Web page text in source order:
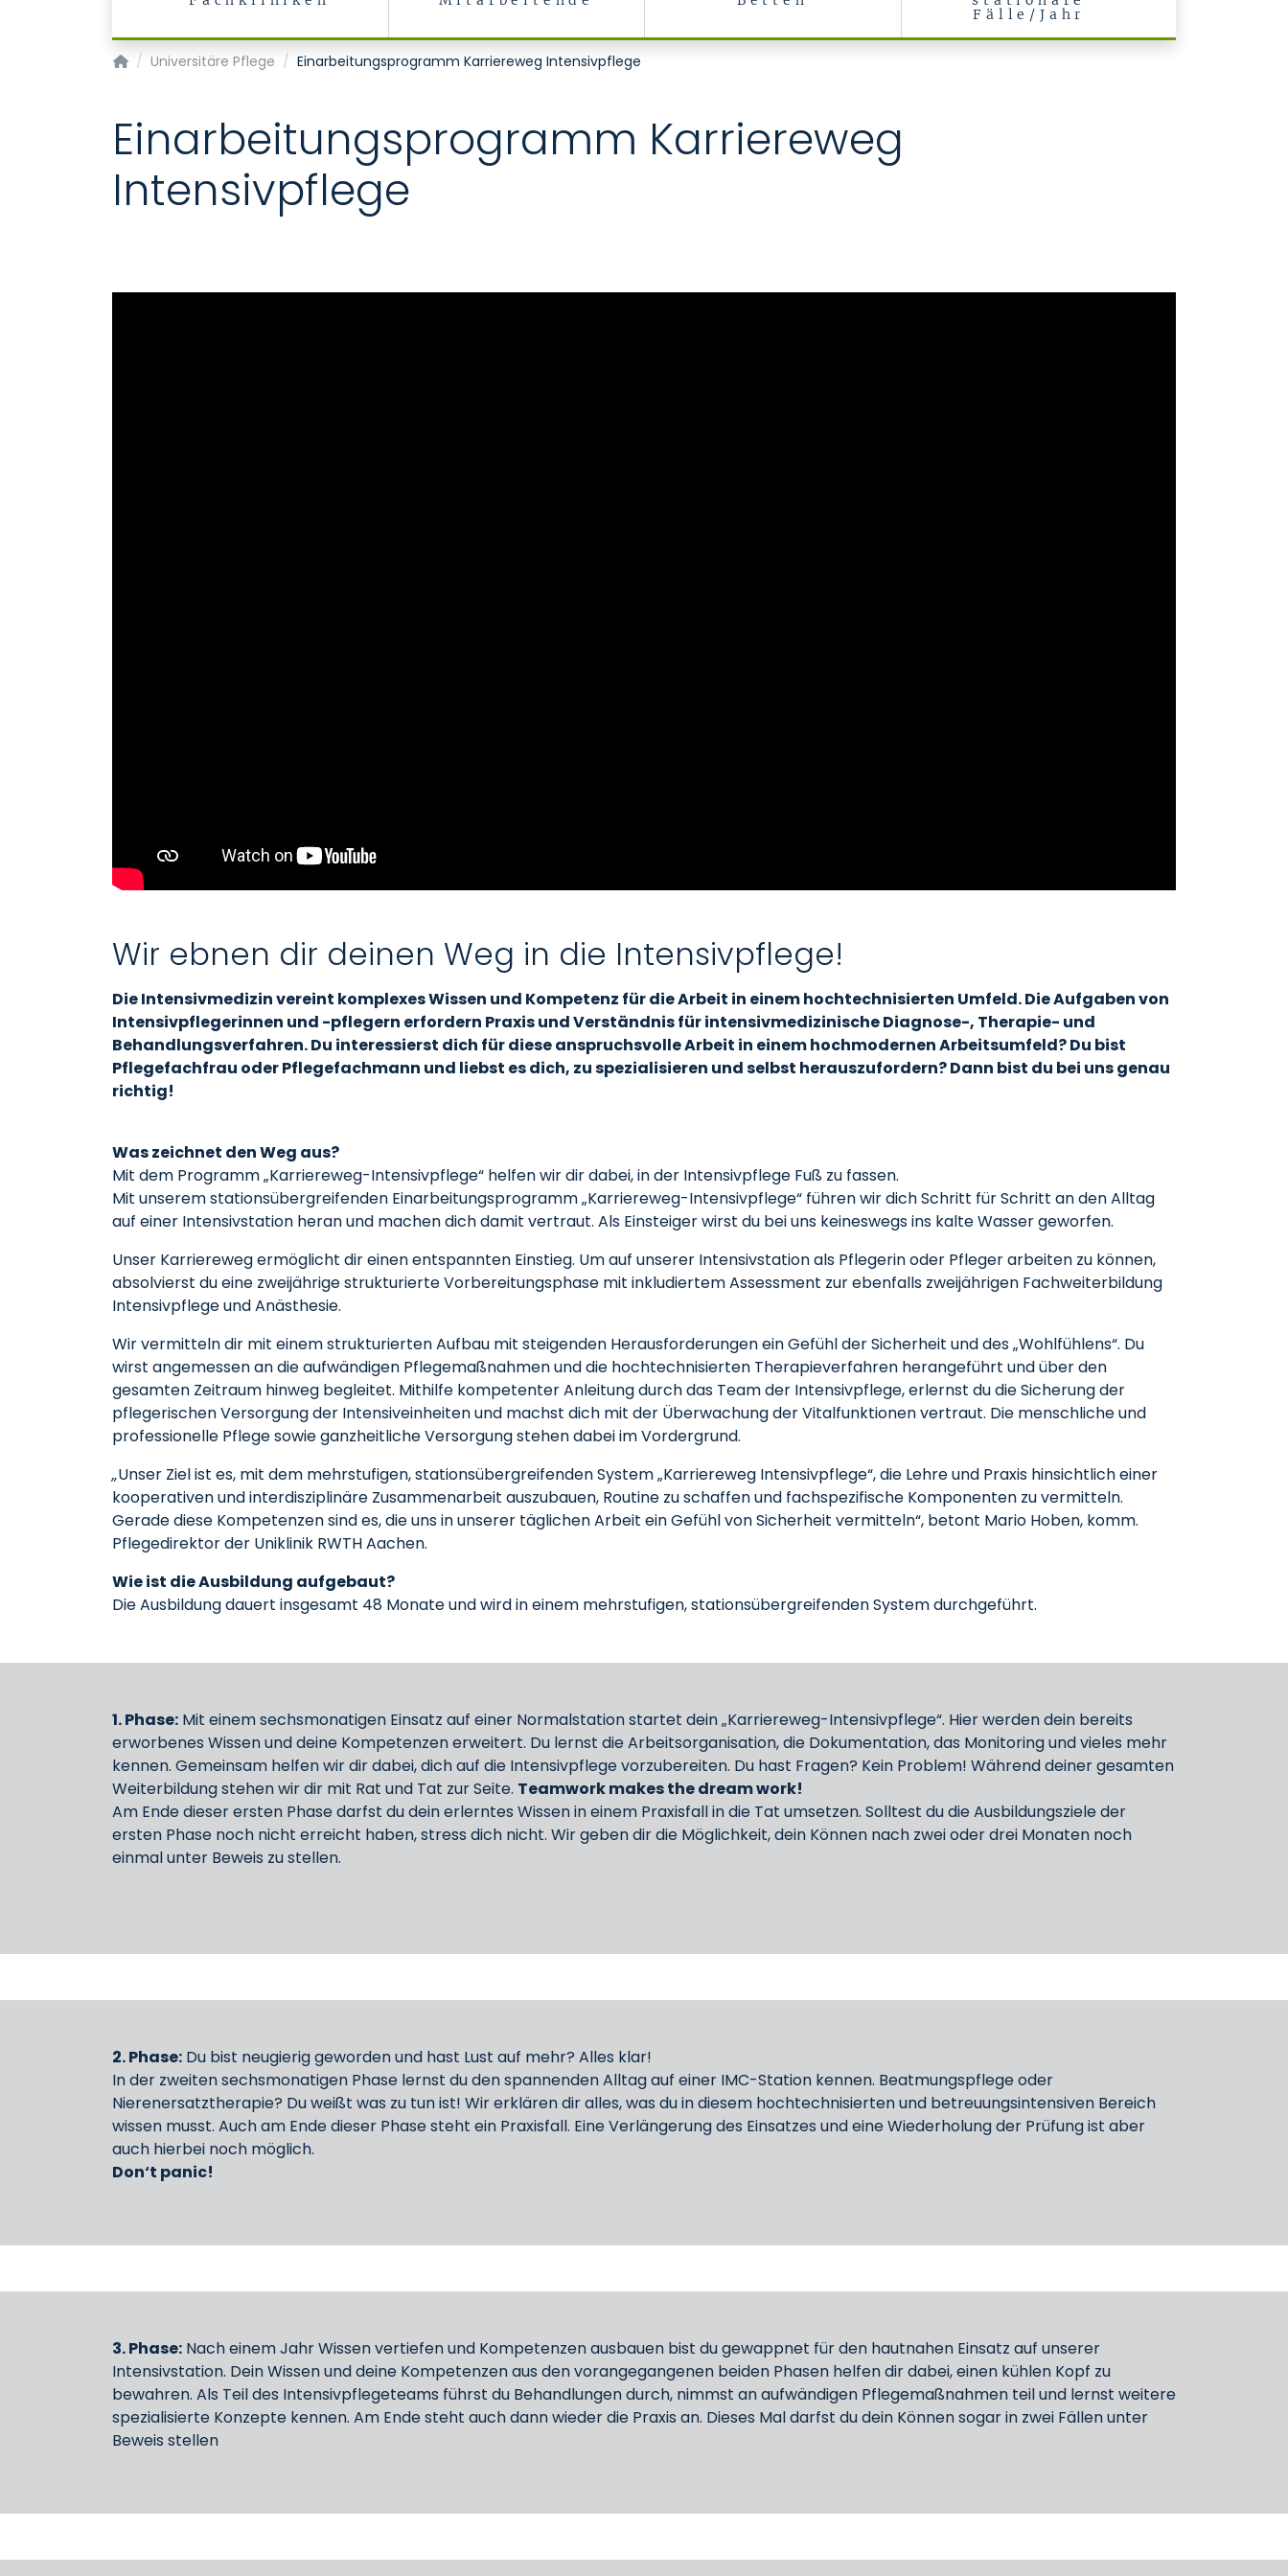
Fälle/Jahr
Pflegedienst
Universitäre Pflege Einarbeitungsprogramm Karriereweg Intensivpflege
Einarbeitungsprogramm Karriereweg
Intensivpflege
Wir ebnen dir deinen Weg in die Intensivpflege!
Die Intensivmedizin vereint komplexes Wissen und Kompetenz für die Arbeit in einem hochtechnisierten Umfeld. Die Aufgaben von
Intensivpflegerinnen und -pflegern erfordern Praxis und Verständnis für intensivmedizinische Diagnose-, Therapie- und
Behandlungsverfahren. Du interessierst dich für diese anspruchsvolle Arbeit in einem hochmodernen Arbeitsumfeld? Du bist
Pflegefachfrau oder Pflegefachmann und liebst es dich, zu spezialisieren und selbst herauszufordern? Dann bist du bei uns genau
richtig!
Was zeichnet den Weg aus?
Mit dem Programm „Karriereweg-Intensivpflege“ helfen wir dir dabei, in der Intensivpflege Fuß zu fassen.
Mit unserem stationsübergreifenden Einarbeitungsprogramm „Karriereweg-Intensivpflege“ führen wir dich Schritt für Schritt an den Alltag
auf einer Intensivstation heran und machen dich damit vertraut. Als Einsteiger wirst du bei uns keineswegs ins kalte Wasser geworfen.
Unser Karriereweg ermöglicht dir einen entspannten Einstieg. Um auf unserer Intensivstation als Pflegerin oder Pfleger arbeiten zu können,
absolvierst du eine zweijährige strukturierte Vorbereitungsphase mit inkludiertem Assessment zur ebenfalls zweijährigen Fachweiterbildung
Intensivpflege und Anästhesie.
Wir vermitteln dir mit einem strukturierten Aufbau mit steigenden Herausforderungen ein Gefühl der Sicherheit und des „Wohlfühlens“. Du
wirst angemessen an die aufwändigen Pflegemaßnahmen und die hochtechnisierten Therapieverfahren herangeführt und über den
gesamten Zeitraum hinweg begleitet. Mithilfe kompetenter Anleitung durch das Team der Intensivpflege, erlernst du die Sicherung der
pflegerischen Versorgung der Intensiveinheiten und machst dich mit der Überwachung der Vitalfunktionen vertraut. Die menschliche und
professionelle Pflege sowie ganzheitliche Versorgung stehen dabei im Vordergrund.
„Unser Ziel ist es, mit dem mehrstufigen, stationsübergreifenden System „Karriereweg Intensivpflege“, die Lehre und Praxis hinsichtlich einer
kooperativen und interdisziplinäre Zusammenarbeit auszubauen, Routine zu schaffen und fachspezifische Komponenten zu vermitteln.
Gerade diese Kompetenzen sind es, die uns in unserer täglichen Arbeit ein Gefühl von Sicherheit vermitteln“, betont Mario Hoben, komm.
Pflegedirektor der Uniklinik RWTH Aachen.
Wie ist die Ausbildung aufgebaut?
Die Ausbildung dauert insgesamt 48 Monate und wird in einem mehrstufigen, stationsübergreifenden System durchgeführt.
1. Phase: Mit einem sechsmonatigen Einsatz auf einer Normalstation startet dein „Karriereweg-Intensivpflege“. Hier werden dein bereits
erworbenes Wissen und deine Kompetenzen erweitert. Du lernst die Arbeitsorganisation, die Dokumentation, das Monitoring und vieles mehr
kennen. Gemeinsam helfen wir dir dabei, dich auf die Intensivpflege vorzubereiten. Du hast Fragen? Kein Problem! Während deiner gesamten
Weiterbildung stehen wir dir mit Rat und Tat zur Seite. Teamwork makes the dream work!
Am Ende dieser ersten Phase darfst du dein erlerntes Wissen in einem Praxisfall in die Tat umsetzen. Solltest du die Ausbildungsziele der
ersten Phase noch nicht erreicht haben, stress dich nicht. Wir geben dir die Möglichkeit, dein Können nach zwei oder drei Monaten noch
einmal unter Beweis zu stellen.
2. Phase: Du bist neugierig geworden und hast Lust auf mehr? Alles klar!
In der zweiten sechsmonatigen Phase lernst du den spannenden Alltag auf einer IMC-Station kennen. Beatmungspflege oder
Nierenersatztherapie? Du weißt was zu tun ist! Wir erklären dir alles, was du in diesem hochtechnisierten und betreuungsintensiven Bereich
wissen musst. Auch am Ende dieser Phase steht ein Praxisfall. Eine Verlängerung des Einsatzes und eine Wiederholung der Prüfung ist aber
auch hierbei noch möglich.
Don‘t panic!
3. Phase: Nach einem Jahr Wissen vertiefen und Kompetenzen ausbauen bist du gewappnet für den hautnahen Einsatz auf unserer
Intensivstation. Dein Wissen und deine Kompetenzen aus den vorangegangenen beiden Phasen helfen dir dabei, einen kühlen Kopf zu
bewahren. Als Teil des Intensivpflegeteams führst du Behandlungen durch, nimmst an aufwändigen Pflegemaßnahmen teil und lernst weitere
spezialisierte Konzepte kennen. Am Ende steht auch dann wieder die Praxis an. Dieses Mal darfst du dein Können sogar in zwei Fällen unter
Beweis stellen